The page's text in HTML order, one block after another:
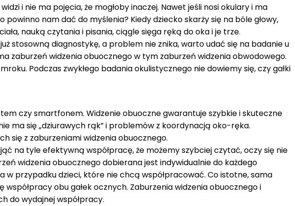
i nie ma pojęcia, że mogłoby inaczej. Nawet jeśli nosi okulary i ma
nam dać do myślenia? Kiedy dziecko skarży się na bóle głowy,
nauką czytania i pisania, ciągle sięga ręką do oka i je trze.
stosowną diagnostykę, a problem nie znika, warto udać się na badanie u
zaburzeń widzenia obuocznego w tym zaburzeń widzenia obwodowego.
Podczas zwykłego badania okulistycznego nie dowiemy się, czy gałki
czy smartfonem. Widzenie obuoczne gwarantuje szybkie i skuteczne
ma się „dziurawych rąk” i problemów z koordynacją oko-ręka.
się z zaburzeniami widzenia obuocznego.
na tyle efektywną współpracę, że możemy szybciej czytać, oczy się nie
widzenia obuocznego dobierana jest indywidualnie do każdego
w przypadku dzieci, które nie chcą współpracować. Co istotne, sama
obu gałek ocznych. Zaburzenia widzenia obuocznego i
do wydajnej współpracy.